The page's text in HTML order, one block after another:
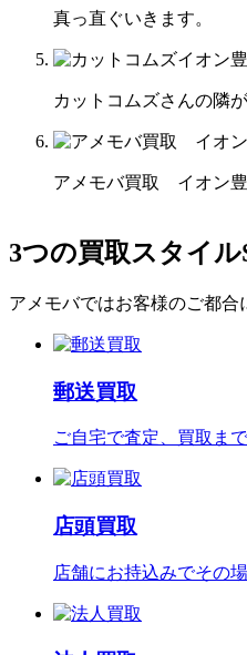
真っ直ぐいきます。
カットコムズさんの隣
アメモバ買取 イオン豊
3つの買取スタイル
アメモバではお客様のご都
郵送買取
ご自宅で査定、買取ま
店頭買取
店舗にお持込みでその